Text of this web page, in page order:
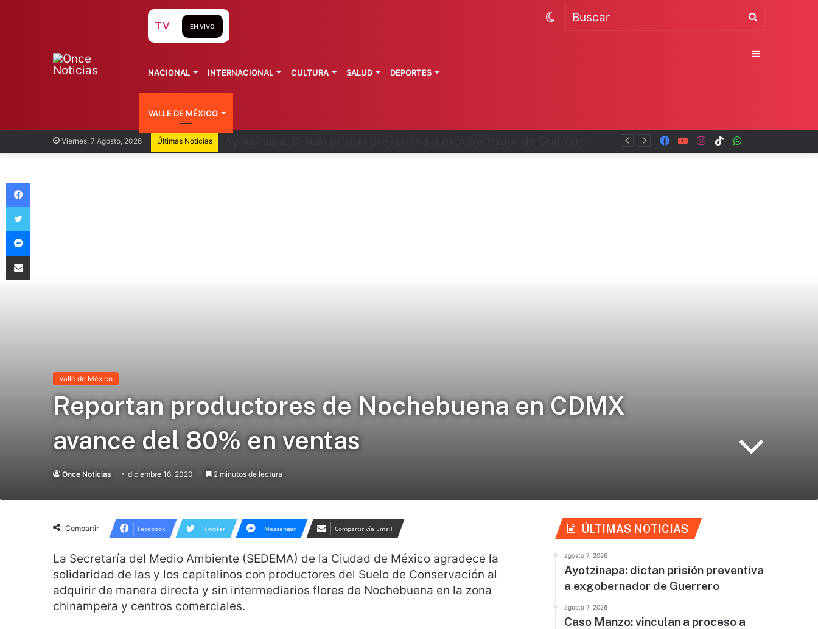
Viernes, 7 Agosto, 2026 Últimas Noticias TikTok
Instagram
YouTube
Facebook
TV EN VIVO
NACIONAL INTERNACIONAL CULTURA SALUD DEPORTES
VALLE DE MÉXICO
Switch
Valle de México
Reportan productores de Nochebuena en CDMX
avance del 80% en ventas
Once Noticias diciembre 16, 2020 2 minutos de lectura
Compartir Facebook Twitter Messenger Compartir vía Email
La Secretaría del Medio Ambiente (SEDEMA) de la Ciudad de México agradece la
solidaridad de las y los capitalinos con productores del Suelo de Conservación al
adquirir de manera directa y sin intermediarios flores de Nochebuena en la zona
chinampera y centros comerciales.
ÚLTIMAS NOTICIAS
agosto 7, 2026
Ayotzinapa: dictan prisión preventiva
a exgobernador de Guerrero
agosto 7, 2026
Caso Manzo: vinculan a proceso a